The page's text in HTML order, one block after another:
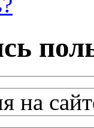
на